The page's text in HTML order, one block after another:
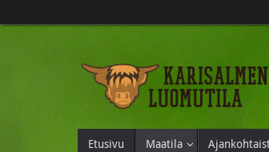
Etusivu Maatila